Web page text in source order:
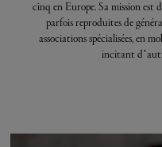
cinq en Europe. Sa mission est
parfois reproduites de
associations spécialisées, en
incitant